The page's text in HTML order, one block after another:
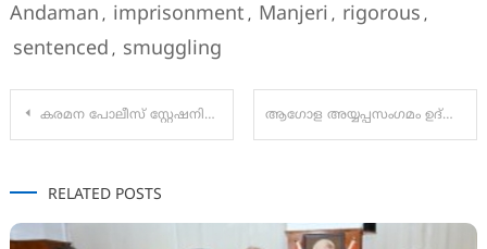
Andaman , imprisonment , Manjeri , rigorous ,
sentenced , smuggling
Post
കരമന പോലീസ് സ്റ്റേഷനിലെ സിവിൽ പോലീസ് ഓഫീസർ സുമേഷിന് എതിരെ വധശ്രമത്തിന് കേസ് എടുത്തു. ആഗോള അയ്യപ്പസംഗമം ഉദ്ഘാടനം ചെയ്ത് മുഖ്യമന്ത്രി
RELATED POSTS